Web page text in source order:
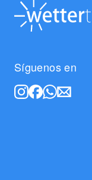
Síguenos en